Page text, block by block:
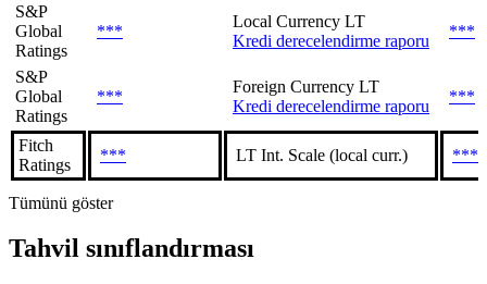
S&P
Global
Ratings
***
Local Currency LT
Kredi derecelendirme raporu
***
S&P
Global
Ratings
***
Foreign Currency LT
Kredi derecelendirme raporu
***
Fitch
Ratings
*** LT Int. Scale (local curr.) ***
Tümünü göster
Tahvil sınıflandırması